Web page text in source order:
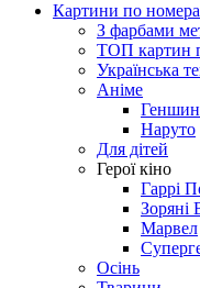
Картини по
З фарбами
ТОП картин
Українська
Аніме
Геншин
Наруто
Для дітей
Герої кіно
Гаррі
Зоряні
Марвел
Осінь